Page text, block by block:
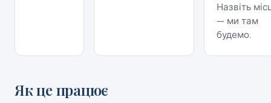
Назвіть
— ми там
будемо.
Як це працює